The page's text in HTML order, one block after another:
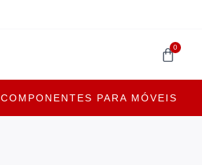
0
COMPONENTES PARA MÓVEIS